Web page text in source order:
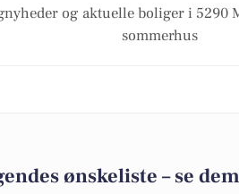
og aktuelle boliger i 5290
sommerhus
ønskeliste – se